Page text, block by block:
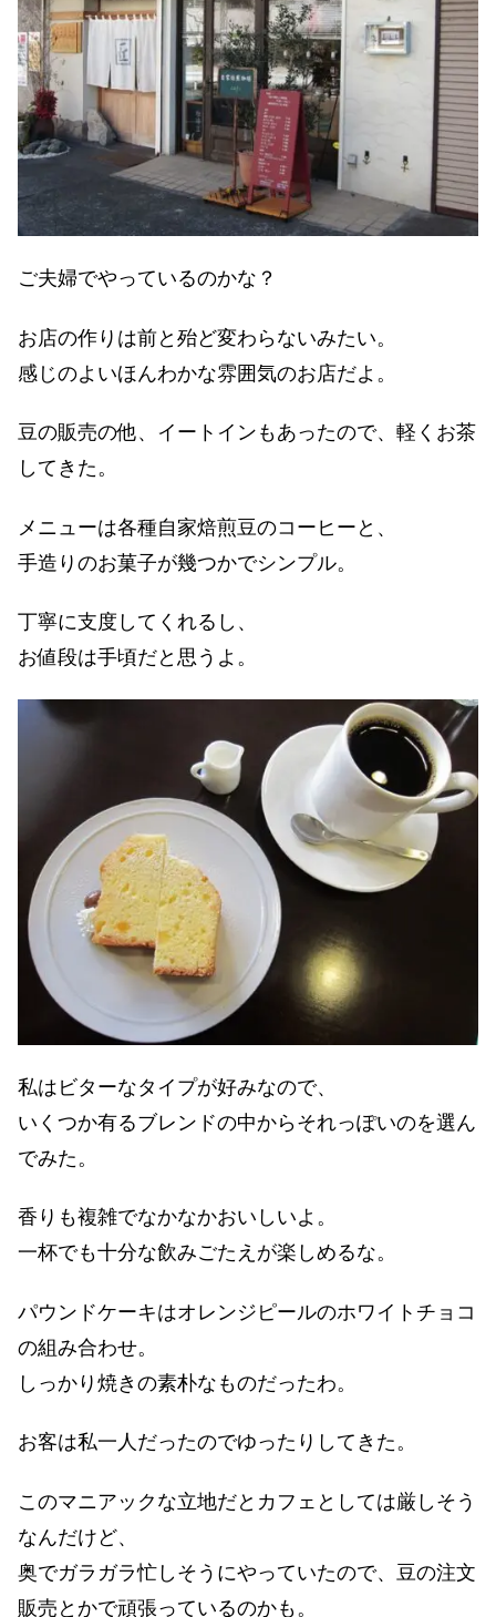
ご夫婦でやっているのかな？
お店の作りは前と殆ど変わらないみたい。
感じのよいほんわかな雰囲気のお店だよ。
豆の販売の他、イートインもあったので、軽くお茶
してきた。
メニューは各種自家焙煎豆のコーヒーと、
手造りのお菓子が幾つかでシンプル。
丁寧に支度してくれるし、
お値段は手頃だと思うよ。
私はビターなタイプが好みなので、
いくつか有るブレンドの中からそれっぽいのを選ん
でみた。
香りも複雑でなかなかおいしいよ。
一杯でも十分な飲みごたえが楽しめるな。
パウンドケーキはオレンジピールのホワイトチョコ
の組み合わせ。
しっかり焼きの素朴なものだったわ。
お客は私一人だったのでゆったりしてきた。
このマニアックな立地だとカフェとしては厳しそう
なんだけど、
奥でガラガラ忙しそうにやっていたので、豆の注文
販売とかで頑張っているのかも。